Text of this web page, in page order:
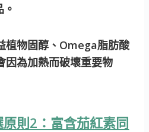
植物固醇、Omega脂肪酸
因為加熱而破壞重要物
則2：富含茄紅素同